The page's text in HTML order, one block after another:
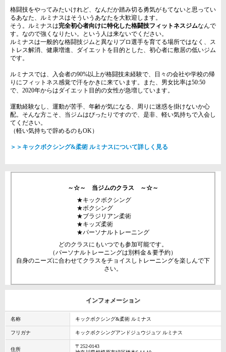
格闘技をやってみたいけれど、なんだか踏み切る勇気がもてないと思ってい
るあなた、ルミナスはそういうあなたを大歓迎します。
そう。ルミナスは完全初心者向けに特化した格闘技フィットネスジムなんで
す。なので強くなりたい。という人は来ないでください。
ルミナスは一般的な格闘技ジムと異なりプロ選手を育てる場所ではなく、ス
トレス解消、健康増進、ダイエットを目的とした、初心者に敷居の低いジム
です。
ルミナスでは、入会者の90%以上が格闘技未経験で、日々の会社や学校の帰
りにフィットネス感覚で汗をかきに来ています。また、男女比率は50:50
で、2020年からはダイエット目的の女性が急増しています。
運動経験なし、運動が苦手、年齢が気になる、周りに迷惑を掛けないか心
配。そんな方こそ、当ジムはぴったりですので、是非、軽い気持ちで入会し
てください。
（軽い気持ちで辞めるのもOK）
＞＞キックボクシング&柔術 ルミナスについて詳しく見る
～☆～ 当ジムのクラス ～☆～
★キックボクシング
★ボクシング
★ブラジリアン柔術
★キッズ柔術
★パーソナルトレーニング
どのクラスにもいつでも参加可能です。
（パーソナルトレーニングは別料金＆要予約）
自身のニーズに合わせてクラスをチョイスしトレーニングを楽しんで下
さい。
インフォメーション
名称 キックボクシング&柔術 ルミナス
フリガナ キックボクシングアンドジュウジュツ ルミナス
住所
〒252-0143